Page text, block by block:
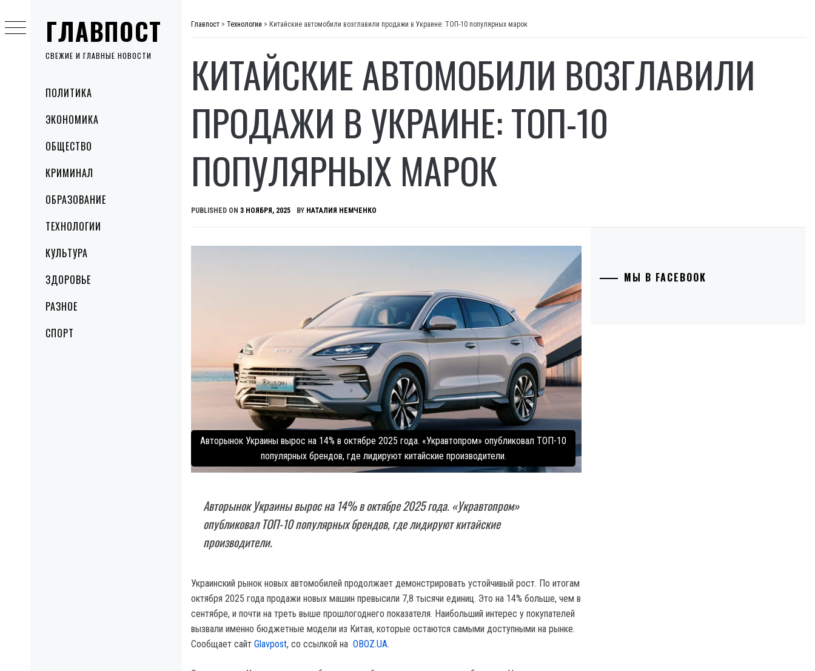
ГЛАВПОСТ
СВЕЖИЕ И ГЛАВНЫЕ НОВОСТИ
MenuПОЛИТИКА
ЭКОНОМИКА
ОБЩЕСТВО
КРИМИНАЛ
ОБРАЗОВАНИЕ
ТЕХНОЛОГИИ
КУЛЬТУРА
ЗДОРОВЬЕ
РАЗНОЕ
СПОРТ
to
content
Главпост > Технологии > Китайские автомобили возглавили продажи в Украине: ТОП-10 популярных марок
КИТАЙСКИЕ АВТОМОБИЛИ ВОЗГЛАВИЛИ
ПРОДАЖИ В УКРАИНЕ: ТОП-10
ПОПУЛЯРНЫХ МАРОК
PUBLISHED ON 3 НОЯБРЯ, 2025 BY НАТАЛИЯ НЕМЧЕНКО
Авторынок Украины вырос на 14% в октябре 2025 года. «Укравтопром» опубликовал ТОП-10
популярных брендов, где лидируют китайские производители.
Авторынок Украины вырос на 14% в октябре 2025 года. «Укравтопром»
опубликовал ТОП-10 популярных брендов, где лидируют китайские
производители.
Украинский рынок новых автомобилей продолжает демонстрировать устойчивый рост. По итогам
октября 2025 года продажи новых машин превысили 7,8 тысячи единиц. Это на 14% больше, чем в
сентябре, и почти на треть выше прошлогоднего показателя. Наибольший интерес у покупателей
вызвали именно бюджетные модели из Китая, которые остаются самыми доступными на рынке.
Сообщает сайт Glavpost, со ссылкой на OBOZ.UA.
МЫ В FACEBOOK